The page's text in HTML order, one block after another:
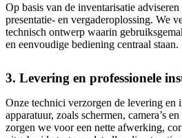
Op basis van de inventarisatie adviseren
presentatie- en vergaderoplossing. We
technisch ontwerp waarin
en eenvoudige bediening centraal staan.
3. Levering en professionele
Onze technici verzorgen de levering en
apparatuur, zoals schermen, camera’s
zorgen we voor een nette afwerking,